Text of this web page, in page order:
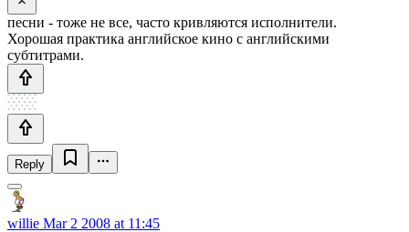
песни - тоже не все, часто кривляются исполнители.
Хорошая практика английское кино с английскими
субтитрами.
Reply
willie Mar 2 2008 at 11:45